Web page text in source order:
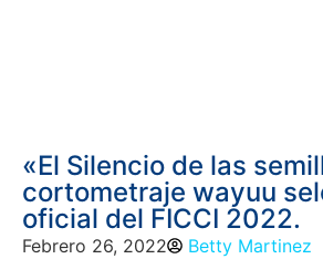
«El Silencio de las
cortometraje wayuu
oficial del FICCI 2022.
Febrero 26, 2022
Betty Martinez